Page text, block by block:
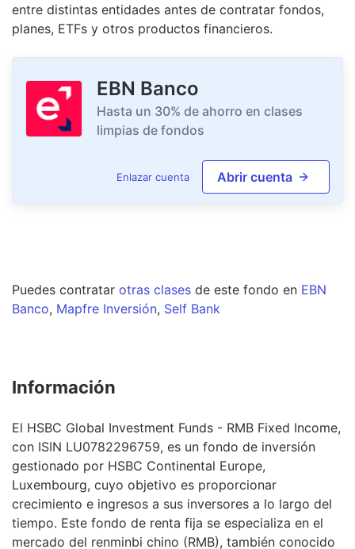
entre distintas entidades antes de contratar fondos,
planes, ETFs y otros productos financieros.
EBN Banco
Hasta un 30% de ahorro en clases
limpias de fondos
Enlazar cuenta Abrir cuenta
Puedes contratar otras clases de este fondo en EBN
Banco, Mapfre Inversión, Self Bank
Información
El HSBC Global Investment Funds - RMB Fixed Income,
con ISIN LU0782296759, es un fondo de inversión
gestionado por HSBC Continental Europe,
Luxembourg, cuyo objetivo es proporcionar
crecimiento e ingresos a sus inversores a lo largo del
tiempo. Este fondo de renta fija se especializa en el
mercado del renminbi chino (RMB), también conocido